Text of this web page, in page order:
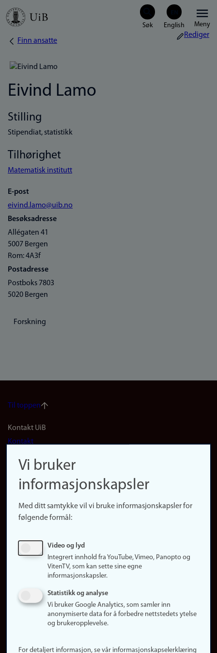
Hopp
Meny
Navigasjonssti
Finn ansatte
Rediger
Eivind Lamo
Stilling
Stipendiat, statistikk
Tilhørighet
Matematisk institutt
E-post
eivind.lamo@uib.no
Besøksadresse
Allégaten 41
5007 Bergen
Rom: 4A3f
Postadresse
Postboks 7803
5020 Bergen
Forskning
Til toppen
Footer
(no)
Kontakt UiB
Kontakt
Finn forsker
Presse
Finn studier
Ledige stillinger
Om nettstedet
Informasjonskapsler
Vi bruker
informasjonskapsler
Med ditt samtykke vil vi bruke informasjonskapsler for
følgende formål:
Video og lyd
Integrert innhold fra YouTube, Vimeo, Panopto og
VitenTV, som kan sette sine egne
informasjonskapsler.
Statistikk og analyse
Vi bruker Google Analytics, som samler inn
anonymiserte data for å forbedre nettstedets ytelse
og brukeropplevelse.
For detaljert informasjon, se vår informasjonskapselerklæring